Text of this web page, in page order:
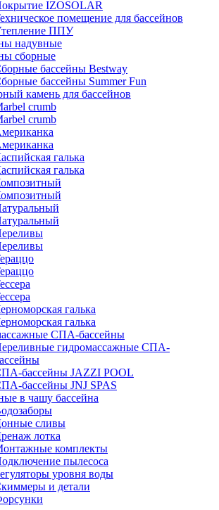
IZOSOLAR
помещение для бассейнов
ППУ
надувные
сборные
бассейны Bestway
бассейны Summer Fun
камень для бассейнов
crumb
crumb
галька
галька
галька
галька
СПА-бассейны
гидромассажные СПА-
бассейны JAZZI POOL
бассейны JNJ SPAS
в чашу бассейна
сливы
лотка
комплекты
пылесоса
уровня воды
и детали